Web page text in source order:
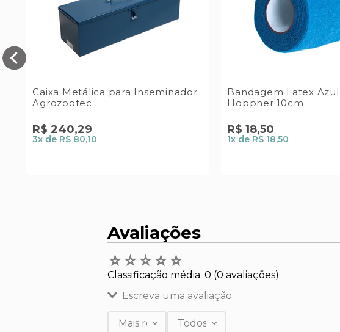
Caixa Metálica para Inseminador
Agrozootec
R$ 240,29
3x de R$ 80,10
Bandagem Latex
Hoppner 10cm
R$ 18,50
1x de R$ 18,50
Avaliações
☆☆☆☆☆
Classificação média: 0 (0 avaliações)
Escreva uma avaliação
Mais recentesTodos